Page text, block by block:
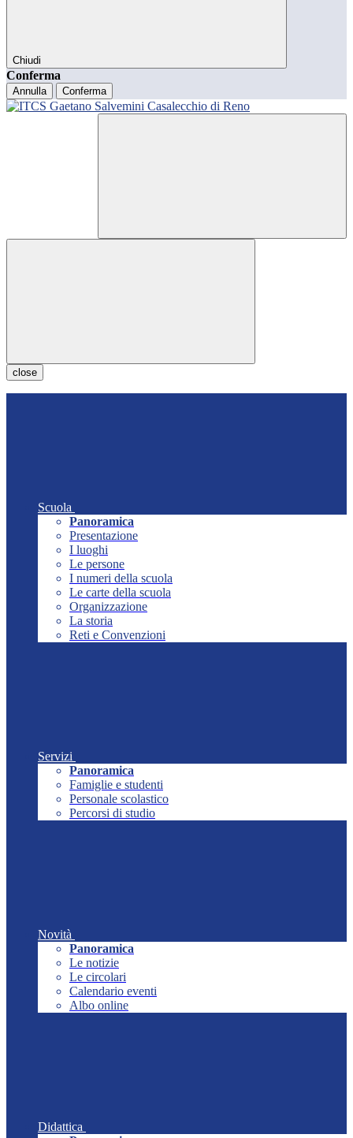
Chiudi
Conferma
Annulla Conferma
close
Scuola
Panoramica
Presentazione
I luoghi
Le persone
I numeri della scuola
Le carte della scuola
Organizzazione
La storia
Reti e Convenzioni
Servizi
Panoramica
Famiglie e studenti
Personale scolastico
Percorsi di studio
Novità
Panoramica
Le notizie
Le circolari
Calendario eventi
Albo online
Didattica